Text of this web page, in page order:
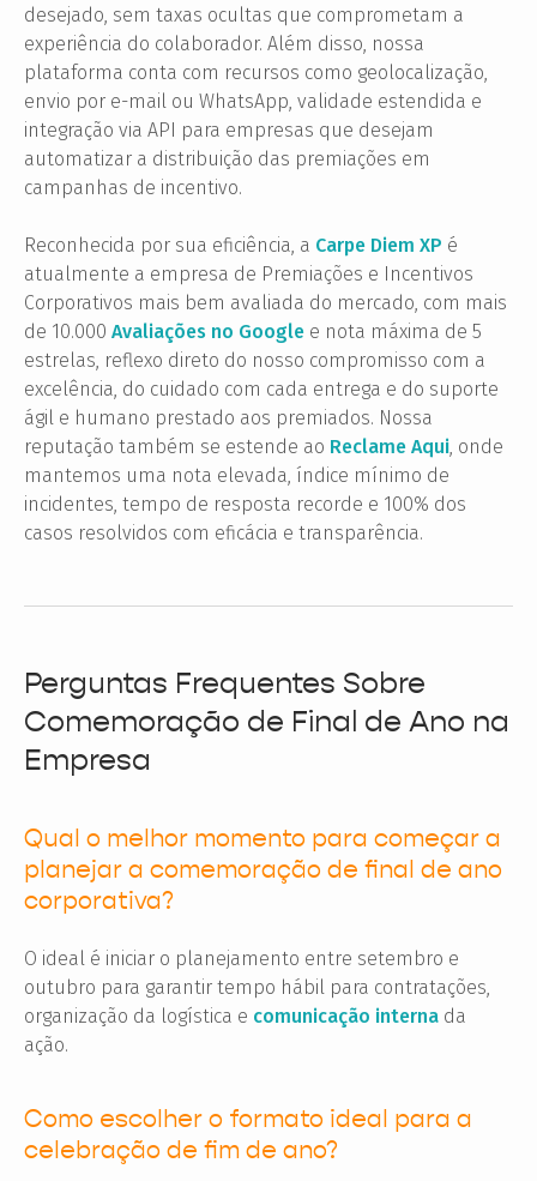
desejado, sem taxas ocultas que comprometam a
experiência do colaborador. Além disso, nossa
plataforma conta com recursos como geolocalização,
envio por e-mail ou WhatsApp, validade estendida e
integração via API para empresas que desejam
automatizar a distribuição das premiações em
campanhas de incentivo.
Reconhecida por sua eficiência, a Carpe Diem XP é
atualmente a empresa de Premiações e Incentivos
Corporativos mais bem avaliada do mercado, com mais
de 10.000 Avaliações no Google e nota máxima de 5
estrelas, reflexo direto do nosso compromisso com a
excelência, do cuidado com cada entrega e do suporte
ágil e humano prestado aos premiados. Nossa
reputação também se estende ao Reclame Aqui, onde
mantemos uma nota elevada, índice mínimo de
incidentes, tempo de resposta recorde e 100% dos
casos resolvidos com eficácia e transparência.
Perguntas Frequentes Sobre
Comemoração de Final de Ano na
Empresa
Qual o melhor momento para começar a
planejar a comemoração de final de ano
corporativa?
O ideal é iniciar o planejamento entre setembro e
outubro para garantir tempo hábil para contratações,
organização da logística e comunicação interna da
ação.
Como escolher o formato ideal para a
celebração de fim de ano?